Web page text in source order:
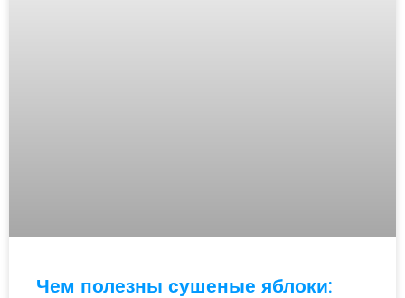
Чем полезны сушеные яблоки: